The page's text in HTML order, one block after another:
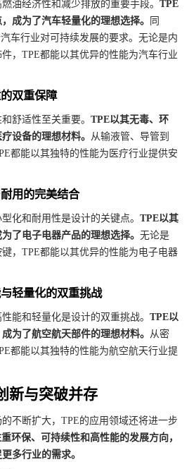
油经济性和减少排放的重要手段。TPE
成为了汽车轻量化的理想选择。
同
车行业对可持续发展的要求。无论是内
，TPE都能以其优异的性能为汽车行业
双重保障
舒适性至关重要。TPE以其无毒、环
设备的理想材料。
从输液管、导管到
都能以其独特的性能为医疗行业提供安
用的完美结合
化和耐用性是设计的关键点。TPE以其
了电子电器产品的理想选择。无论是
，TPE都能以其优异的性能为电子电器
轻量化的双重挑战
能和轻量化是设计的双重挑战。TPE以
为了航空航天部件的理想材料。
从密
都能以其独特的性能为航空航天行业提
新与突破并存
不断扩大，TPE的应用领域还将进一步
环保、可持续性和高性能的发展方向，
多行业的需求。